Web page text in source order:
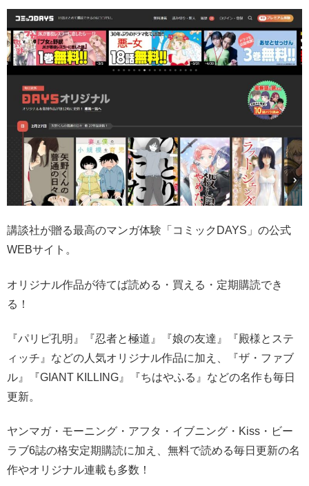
講談社が贈る最高のマンガ体験「コミックDAYS」の公式
WEBサイト。
オリジナル作品が待てば読める・買える・定期購読でき
る！
『パリピ孔明』『忍者と極道』『娘の友達』『殿様とステ
ィッチ』などの人気オリジナル作品に加え、『ザ・ファブ
ル』『GIANT KILLING』『ちはやふる』などの名作も毎日
更新。
ヤンマガ・モーニング・アフタ・イブニング・Kiss・ビー
ラブ6誌の格安定期購読に加え、無料で読める毎日更新の名
作やオリジナル連載も多数！